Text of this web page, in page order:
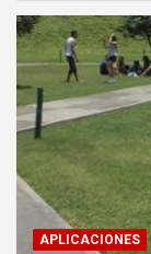
APLICACIONES